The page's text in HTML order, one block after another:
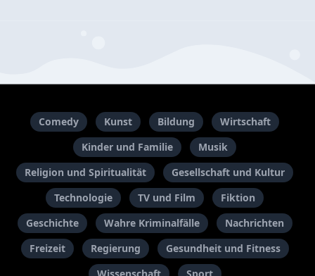
Comedy Kunst Bildung
Wirtschaft
Kinder und Familie
Musik
Religion und Spiritualität
Gesellschaft und Kultur
Technologie
TV und Film
Fiktion
Geschichte
Wahre Kriminalfälle
Nachrichten
Freizeit
Regierung
Gesundheit und Fitness